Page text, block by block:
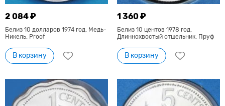
2 084 ₽
Белиз 10 долларов 1974 год. Медь-
Никель. Proof
В корзину
1 360 ₽
Белиз 10 центов 1978 год.
Длиннохвостый отшельник. Пруф
В корзину